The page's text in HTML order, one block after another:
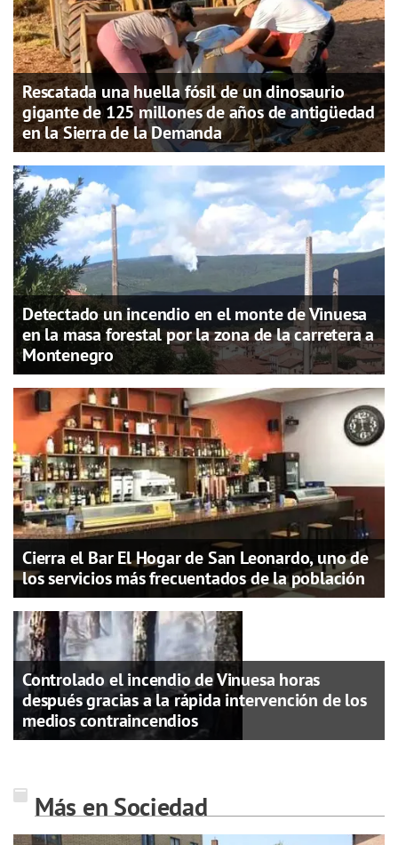
Rescatada una huella fósil de un dinosaurio
gigante de 125 millones de años de antigüedad
en la Sierra de la Demanda
Detectado un incendio en el monte de Vinuesa
en la masa forestal por la zona de la carretera a
Montenegro
Cierra el Bar El Hogar de San Leonardo, uno de
los servicios más frecuentados de la población
Controlado el incendio de Vinuesa horas
después gracias a la rápida intervención de los
medios contraincendios
Más en Sociedad